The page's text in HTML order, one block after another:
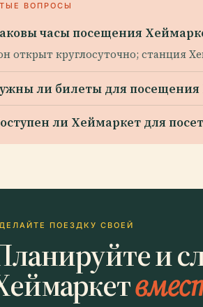
ВОПРОСЫ
часы посещения
открыт круглосуточно; станция
ли билеты для посещения
ли Хеймаркет для
ПОЕЗДКУ СВОЕЙ
и